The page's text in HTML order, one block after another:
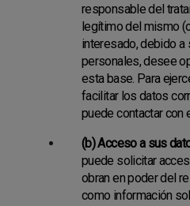
responsable del
legítimo del mismo
interesado, debido a
personales, desee
esta base. Para
facilitar los datos
puede contactar con
(b) Acceso a sus
puede solicitar
obran en poder del
como información